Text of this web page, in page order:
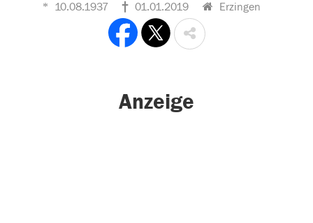
10.08.1937 01.01.2019 Erzingen
Anzeige